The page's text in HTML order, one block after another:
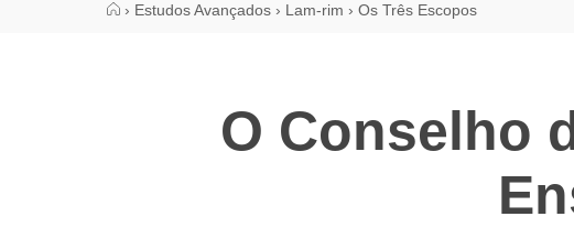
› Estudos Avançados › Lam-rim › Os Três Escopos
O Conselho